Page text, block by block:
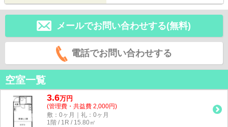
メールでお問い合わせする(無料)
電話でお問い合わせする
空室一覧
3.6万円
(管理費・共益費 2,000円)
敷：0ヶ月｜礼：0ヶ月
1階 / 1R / 15.80㎡